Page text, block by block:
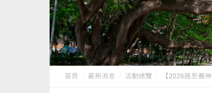
首頁 最新消息 活動總覽 【2026路思義